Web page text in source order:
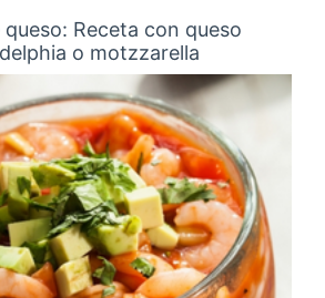
queso: Receta con queso
o motzzarella